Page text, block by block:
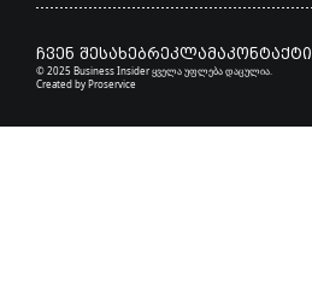
ჩვენ შესახებრეკლამაკონტაქტი
© 2025 Business Insider ყველა უფლება დაცულია.
Created byProservice